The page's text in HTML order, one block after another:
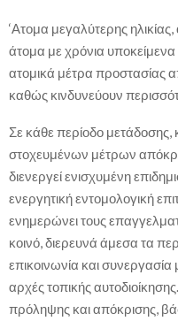
‘Ατομα μεγαλύτερης
άτομα με χρόνια
ατομικά μέτρα προστασίας
καθώς κινδυνεύουν
Σε κάθε περίοδο μετάδοσης,
στοχευμένων μέτρων
διενεργεί ενισχυμένη
ενεργητική εντομολογική
ενημερώνει τους
κοινό, διερευνά άμεσα τα
επικοινωνία και συνεργασία
αρχές τοπικής
πρόληψης και απόκρισης,